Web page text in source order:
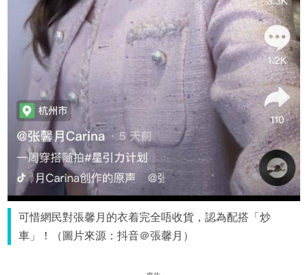
可惜網民對張馨月的衣着完全唔收貨，認為配搭「炒
車」！（圖片來源：抖音＠張馨月）